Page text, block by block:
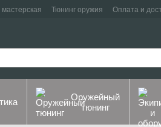
Тюнинг оружия Оплата и
Оружейный
тюнинг